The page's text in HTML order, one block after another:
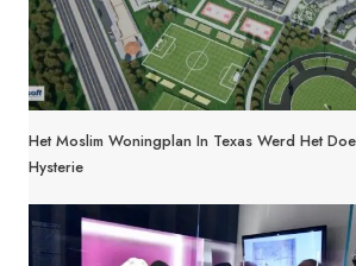
Het Moslim Woningplan In Texas Werd Het
Hysterie